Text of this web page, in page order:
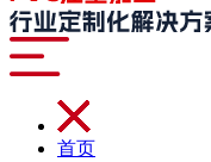
首页